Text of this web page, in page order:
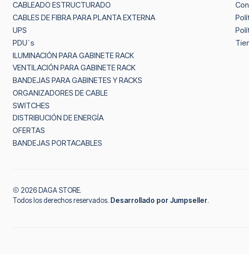
CABLEADO ESTRUCTURADO
CABLES DE FIBRA PARA PLANTA EXTERNA
UPS
PDU´s
ILUMINACIÓN PARA GABINETE RACK
VENTILACIÓN PARA GABINETE RACK
BANDEJAS PARA GABINETES Y RACKS
ORGANIZADORES DE CABLE
SWITCHES
DISTRIBUCIÓN DE ENERGÍA
OFERTAS
BANDEJAS PORTACABLES
2026 DAGA STORE.
Todos los derechos reservados. Desarrollado por Jumpseller.